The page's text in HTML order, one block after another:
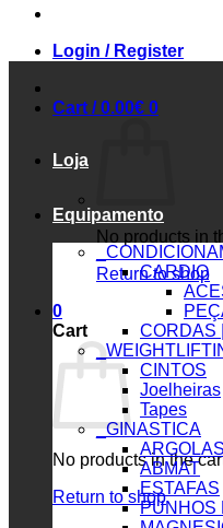
Login / Register
Cart /0.00€ 0
No products in
Return to shop
0
Cart
No products in the
Return to shop
Loja
Equipamento
CARDIO
CORDAS
CINTOS
Joelheiras
Tapes
_GINASTICA
ARGOLAS
ABMAT
ESTAFAS
PUNHOS